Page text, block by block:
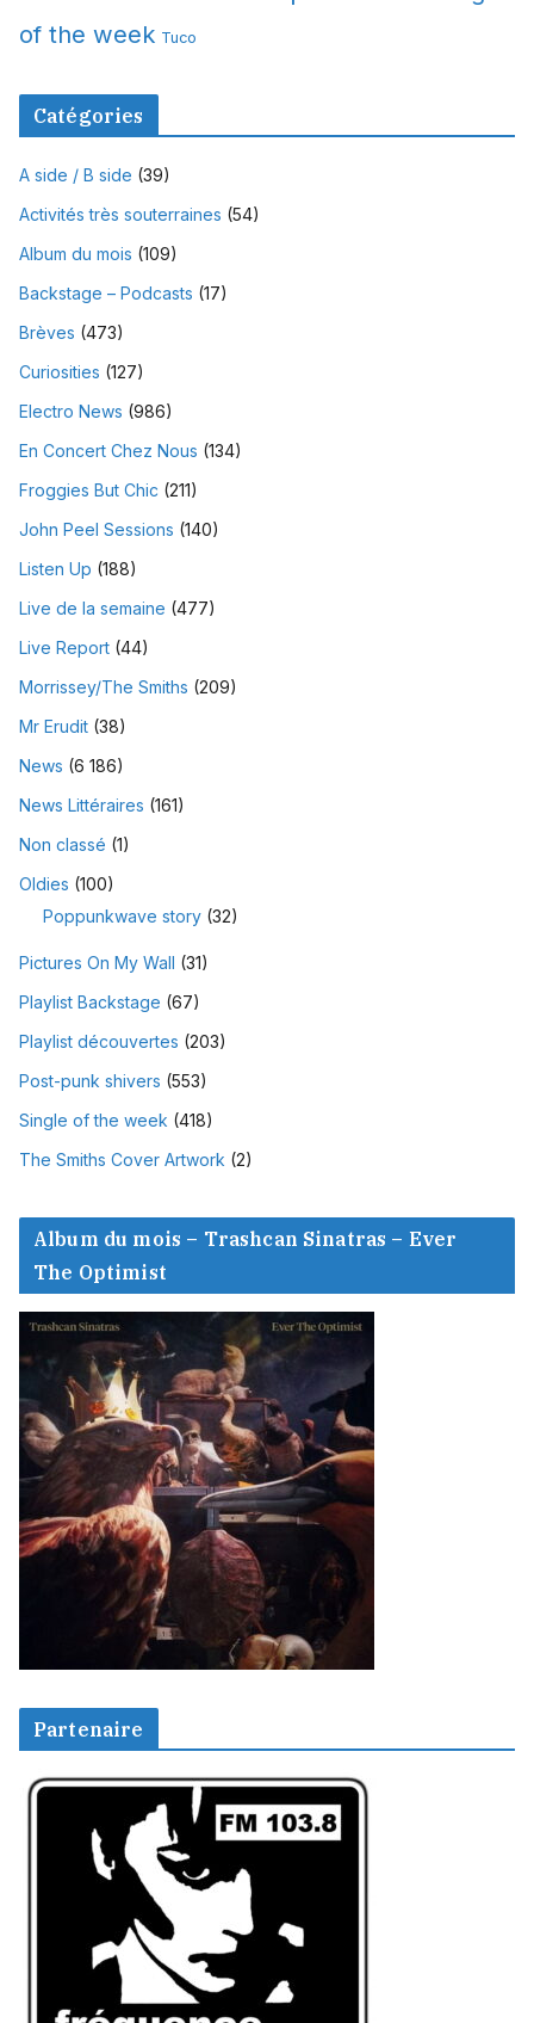
of the week Tuco
Catégories
A side / B side (39)
Activités très souterraines (54)
Album du mois (109)
Backstage – Podcasts (17)
Brèves (473)
Curiosities (127)
Electro News (986)
En Concert Chez Nous (134)
Froggies But Chic (211)
John Peel Sessions (140)
Listen Up (188)
Live de la semaine (477)
Live Report (44)
Morrissey/The Smiths (209)
Mr Erudit (38)
News (6 186)
News Littéraires (161)
Non classé (1)
Oldies (100)
Poppunkwave story (32)
Pictures On My Wall (31)
Playlist Backstage (67)
Playlist découvertes (203)
Post-punk shivers (553)
Single of the week (418)
The Smiths Cover Artwork (2)
Album du mois – Trashcan Sinatras – Ever
The Optimist
Partenaire